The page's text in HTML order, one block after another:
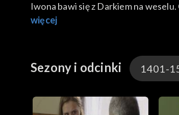
Iwona bawi się z Darkiem na
więcej
Sezony i odcinki 1401-
1–100